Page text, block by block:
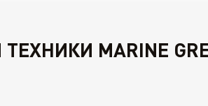
MARINE